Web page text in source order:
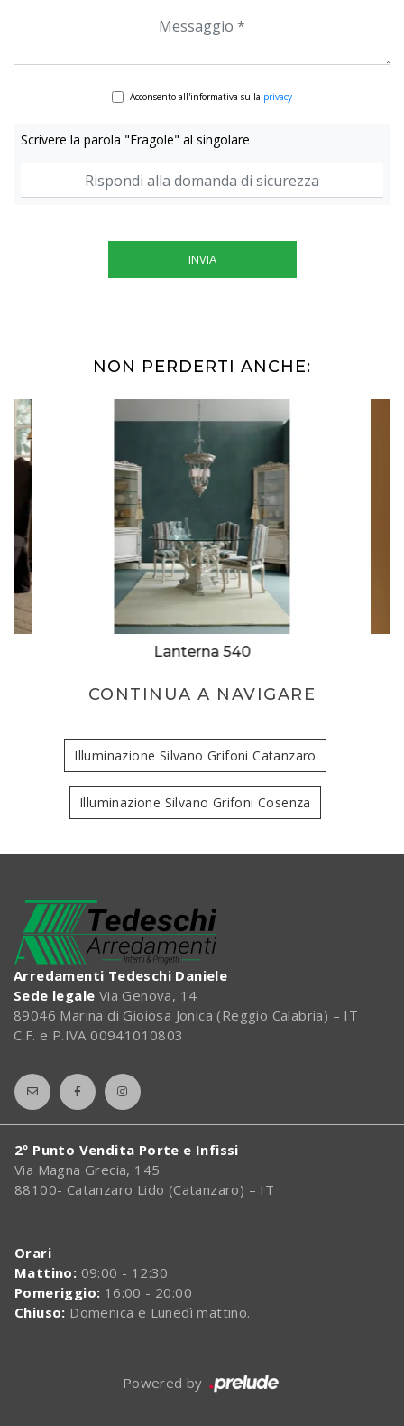
Acconsento all'informativa sulla privacy
Scrivere la parola "Fragole" al singolare
INVIA
NON PERDERTI ANCHE:
Lanterna 540
CONTINUA A NAVIGARE
Illuminazione Silvano Grifoni Catanzaro
Illuminazione Silvano Grifoni Cosenza
Arredamenti Tedeschi Daniele
Sede legale Via Genova, 14
89046 Marina di Gioiosa Jonica (Reggio Calabria) – IT
C.F. e P.IVA 00941010803
2º Punto Vendita Porte e Infissi
Via Magna Grecia, 145
88100- Catanzaro Lido (Catanzaro) – IT
Orari
Mattino: 09:00 - 12:30
Pomeriggio: 16:00 - 20:00
Chiuso: Domenica e Lunedì mattino.
Powered by